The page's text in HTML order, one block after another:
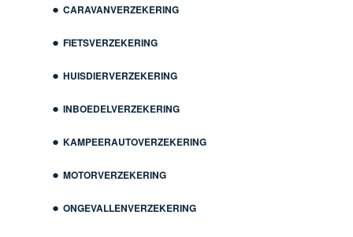
CARAVANVERZEKERING
FIETSVERZEKERING
HUISDIERVERZEKERING
INBOEDELVERZEKERING
KAMPEERAUTOVERZEKERING
MOTORVERZEKERING
ONGEVALLENVERZEKERING